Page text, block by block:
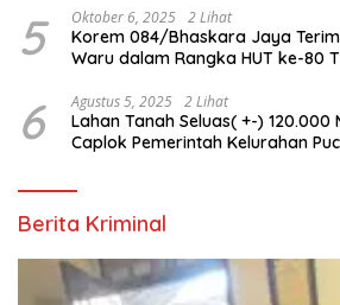
5 Oktober 6, 2025 2 Lihat
Korem 084/Bhaskara Jaya
6 Agustus 5, 2025 2 Lihat
Lahan Tanah Seluas( +-) 120.000
Caplok Pemerintah Kelurahan
Berita Kriminal